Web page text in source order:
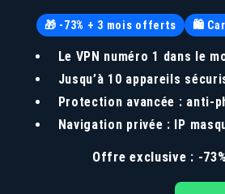
🎁 -73% + 3 mois offerts 🛍️
Le VPN numéro 1 dans le
Jusqu’à 10 appareils
Protection avancée : anti-
Navigation privée : IP
Offre exclusive : -